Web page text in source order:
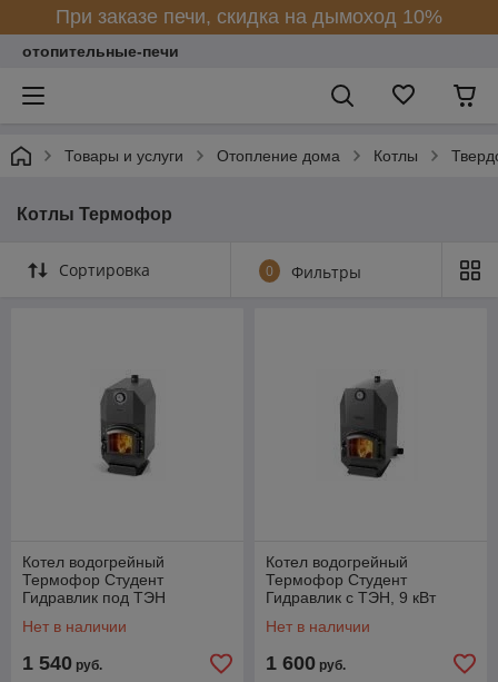
При заказе печи, скидка на дымоход 10%
отопительные-печи
Товары и услуги Отопление дома Котлы
Котлы Термофор
Сортировка 0 Фильтры
Котел водогрейный
Термофор Студент
Гидравлик под ТЭН
Нет в наличии
1 540 руб.
Котел водогрейный
Термофор Студент
Гидравлик с ТЭН, 9 кВт
Нет в наличии
1 600 руб.